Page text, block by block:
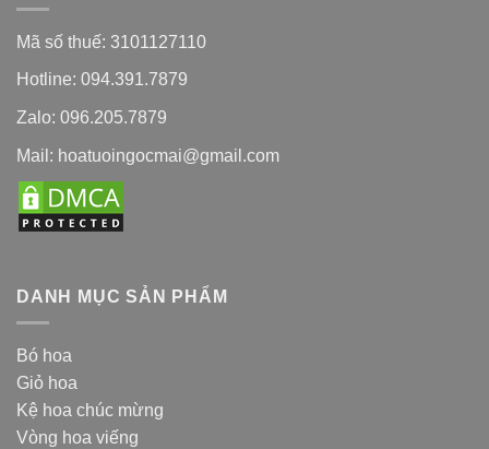
Mã số thuế: 3101127110
Hotline: 094.391.7879
Zalo: 096.205.7879
Mail: hoatuoingocmai@gmail.com
DANH MỤC SẢN PHẨM
Bó hoa
Giỏ hoa
Kệ hoa chúc mừng
Vòng hoa viếng